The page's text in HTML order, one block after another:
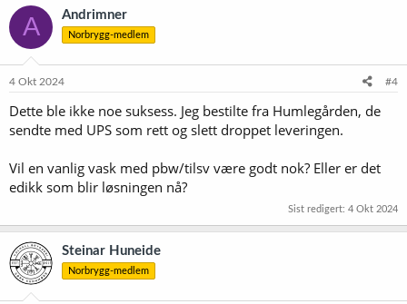
k
s
o
e
:
A Andrimner
Norbrygg-medlem
4 Okt 2024 #4
Dette ble ikke noe suksess. Jeg bestilte fra Humlegården, de
sendte med UPS som rett og slett droppet leveringen.
Vil en vanlig vask med pbw/tilsv være godt nok? Eller er det
edikk som blir løsningen nå?
Sist redigert: 4 Okt 2024
Steinar Huneide
Norbrygg-medlem